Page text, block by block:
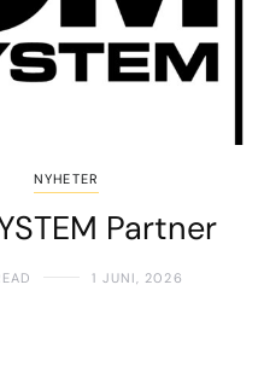
NYHETER
Partner
1 JUNI, 2026